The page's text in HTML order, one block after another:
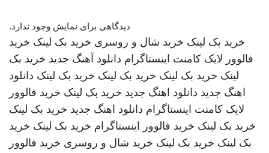
دیدگاهی برای نمایش وجود ندارد.
خرید بک لینک خرید شال و روسری خرید بک لینک خرید
فالوور لایک کامنت اینستاگرام دانلود آهنگ جدید خرید بک
لینک خرید بک لینک خرید بک لینک خرید بک لینک دانلود
اهنگ جدید دانلود اهنگ جدید خرید بک لینک خرید فالوور
لایک کامنت اینستاگرام دانلود اهنگ جدید خرید بک لینک
خرید بک لینک خرید فالوور اینستاگرام خرید بک لینک خرید
بک لینک خرید بک لینک خرید شال و روسری خرید فالوور